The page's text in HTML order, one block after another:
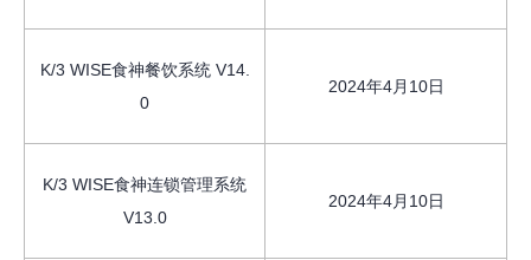
K/3 WISE食神餐饮系统 V14.
0
2024年4月10日
K/3 WISE食神连锁管理系统
V13.0
2024年4月10日